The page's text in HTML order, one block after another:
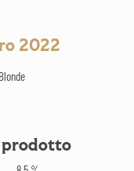
2022
prodotto